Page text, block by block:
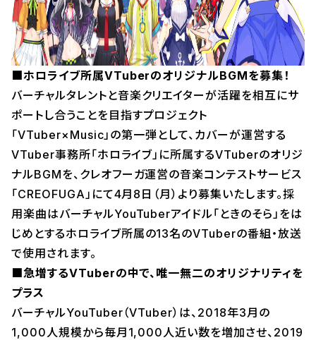
■ホロライブ所属VTuberのオリジナルBGMを募集！
バーチャルタレントと音楽クリエイターが活躍を相互にサ
ポートし合うことを目指すプロジェクト
「VTuber×Music」の第一弾として、カバーが運営する
VTuber事務所「ホロライブ」に所属するVTuberのオリジ
ナルBGMを、クレオフーガ運営の音楽コンテストサービス
「CREOFUGA」にて4月8日（月）より募集いたします。採
用楽曲はバーチャルYouTuberアイドル「ときのそら」をは
じめとするホロライブ所属の13名のVTuberの番組・放送
で使用されます。
■急増するVTuberの中で、唯一無二のオリジナリティを
プラス
バーチャルYouTuber（VTuber）は、2018年3月の
1,000人規模から毎月1,000人近い数を増加させ、2019